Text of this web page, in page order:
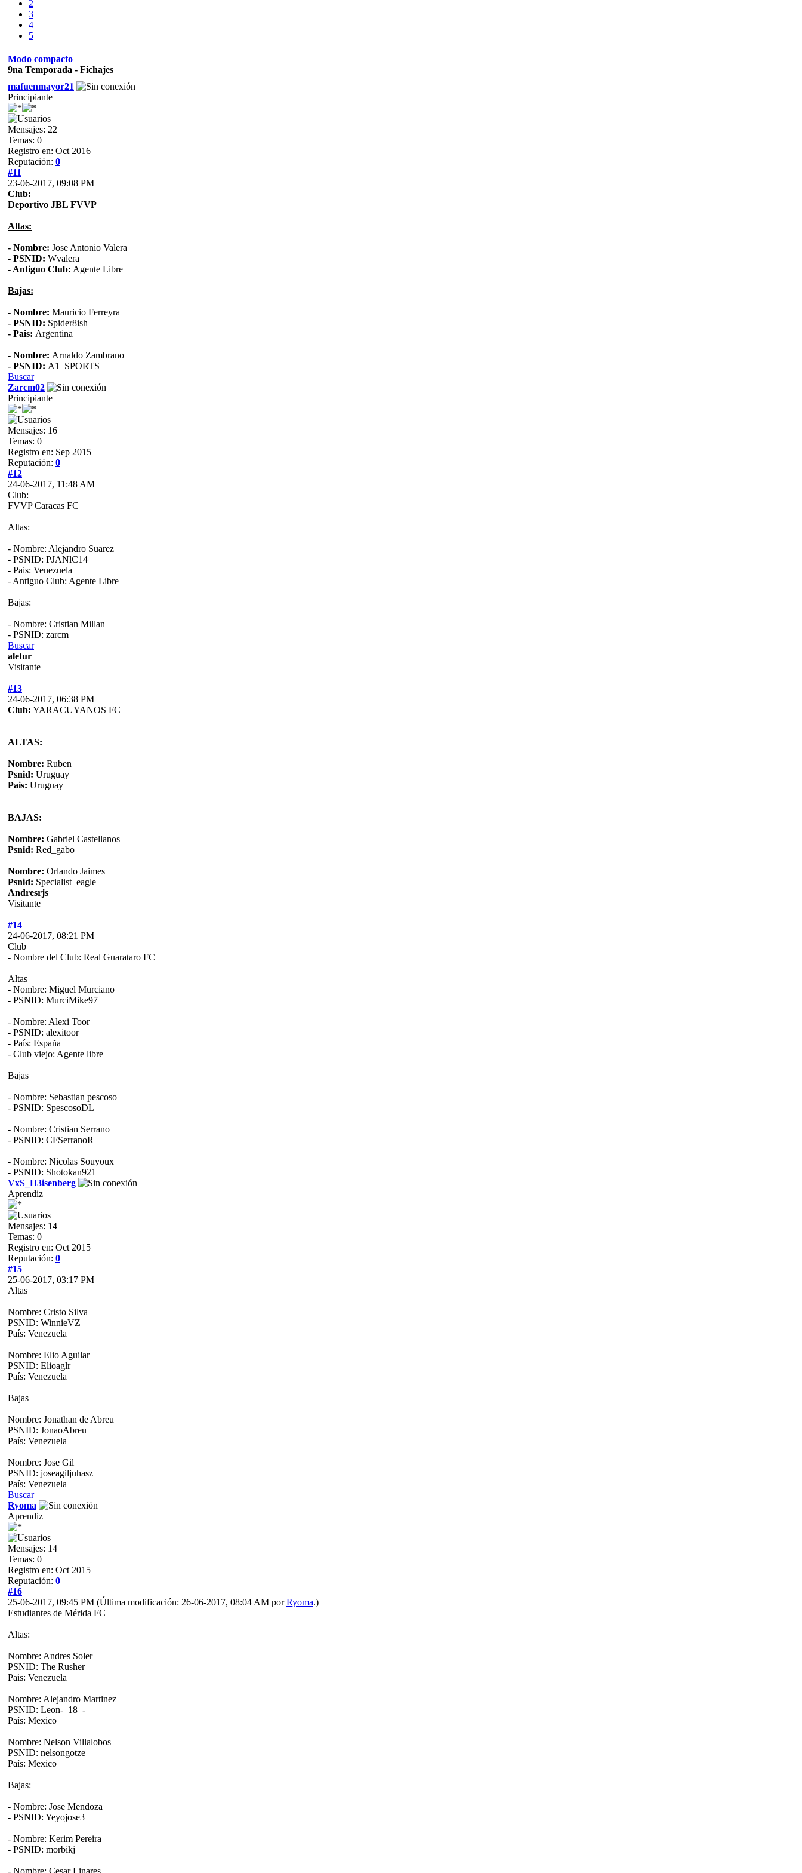
2
3
4
5
Modo compacto
9na Temporada - Fichajes
mafuenmayor21
Principiante
Mensajes: 22
Temas: 0
Registro en: Oct 2016
Reputación: 0
#11
23-06-2017, 09:08 PM
Club:
Deportivo JBL FVVP
Altas:
- Nombre: Jose Antonio Valera
- PSNID: Wvalera
- Antiguo Club: Agente Libre
Bajas:
- Nombre: Mauricio Ferreyra
- PSNID: Spider8ish
- Pais: Argentina
- Nombre: Arnaldo Zambrano
- PSNID: A1_SPORTS
Buscar
Zarcm02
Principiante
Mensajes: 16
Temas: 0
Registro en: Sep 2015
Reputación: 0
#12
24-06-2017, 11:48 AM
Club:
FVVP Caracas FC
Altas:
- Nombre: Alejandro Suarez
- PSNID: PJANlC14
- Pais: Venezuela
- Antiguo Club: Agente Libre
Bajas:
- Nombre: Cristian Millan
- PSNID: zarcm
Buscar
aletur
Visitante
#13
24-06-2017, 06:38 PM
Club: YARACUYANOS FC
ALTAS:
Nombre: Ruben
Psnid: Uruguay
Pais: Uruguay
BAJAS:
Nombre: Gabriel Castellanos
Psnid: Red_gabo
Nombre: Orlando Jaimes
Psnid: Specialist_eagle
Andresrjs
Visitante
#14
24-06-2017, 08:21 PM
Club
- Nombre del Club: Real Guarataro FC
Altas
- Nombre: Miguel Murciano
- PSNID: MurciMike97
- Nombre: Alexi Toor
- PSNID: alexitoor
- País: España
- Club viejo: Agente libre
Bajas
- Nombre: Sebastian pescoso
- PSNID: SpescosoDL
- Nombre: Cristian Serrano
- PSNID: CFSerranoR
- Nombre: Nicolas Souyoux
- PSNID: Shotokan921
VxS_H3isenberg
Aprendiz
Mensajes: 14
Temas: 0
Registro en: Oct 2015
Reputación: 0
#15
25-06-2017, 03:17 PM
Altas
Nombre: Cristo Silva
PSNID: WinnieVZ
País: Venezuela
Nombre: Elio Aguilar
PSNID: Elioaglr
País: Venezuela
Bajas
Nombre: Jonathan de Abreu
PSNID: JonaoAbreu
País: Venezuela
Nombre: Jose Gil
PSNID: joseagiljuhasz
País: Venezuela
Buscar
Ryoma
Aprendiz
Mensajes: 14
Temas: 0
Registro en: Oct 2015
Reputación: 0
#16
25-06-2017, 09:45 PM (Última modificación: 26-06-2017, 08:04 AM porRyoma.)
Estudiantes de Mérida FC
Altas:
Nombre: Andres Soler
PSNID: The Rusher
Pais: Venezuela
Nombre: Alejandro Martinez
PSNID: Leon-_18_-
País: Mexico
Nombre: Nelson Villalobos
PSNID: nelsongotze
País: Mexico
Bajas:
- Nombre: Jose Mendoza
- PSNID: Yeyojose3
- Nombre: Kerim Pereira
- PSNID: morbikj
- Nombre: Cesar Linares